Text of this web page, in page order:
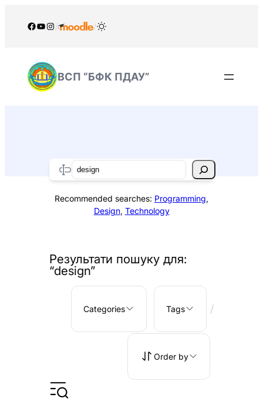
Facebook
YouTube
Instagram
/ /
ВСП “БФК ПДАУ”
Search
Recommended searches: Programming,
Design, Technology
Результати пошуку для:
“design”
Categories Tags /
Order by